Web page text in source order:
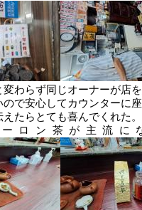
変わらず同じオーナーが店
ので安心してカウンターに
えたらとても喜んでくれた
ロン茶が主流に